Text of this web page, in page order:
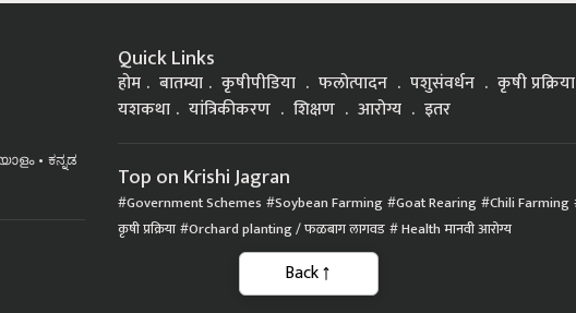
ಕನ್ನಡ
Quick Links
होम बातम्या कृषीपीडिया फलोत्पादन पशुसंवर्धन
कृषी प्रक्रिया
यशकथा
यांत्रिकीकरण शिक्षण आरोग्य इतर
Top on Krishi Jagran
Government Schemes Soybean Farming Goat Rearing
Chili Farming
कृषी प्रक्रिया
Orchard planting / फळबाग लागवड Health मानवी आरोग्य